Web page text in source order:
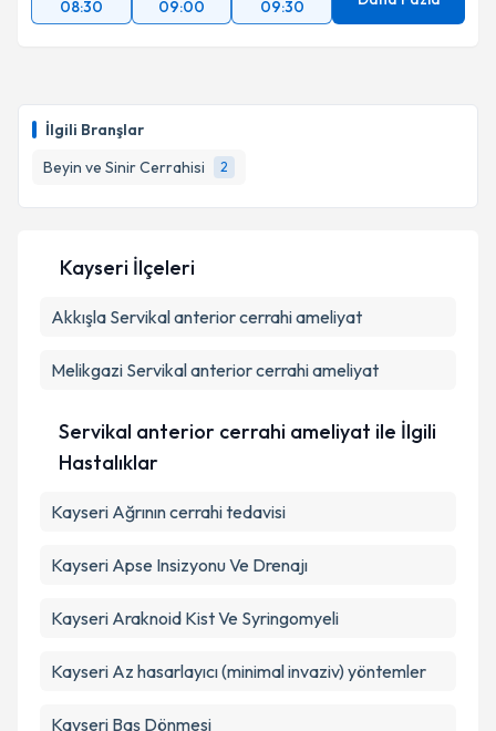
İlgili Branşlar
Beyin ve Sinir Cerrahisi
2
08:30 09:00 09:30
Kayseri İlçeleri
Akkışla Servikal anterior cerrahi ameliyat
Melikgazi Servikal anterior cerrahi ameliyat
Servikal anterior cerrahi ameliyat ile İlgili
Hastalıklar
Kayseri Ağrının cerrahi tedavisi
Kayseri Apse Insizyonu Ve Drenajı
Kayseri Araknoid Kist Ve Syringomyeli
Kayseri Az hasarlayıcı (minimal invaziv) yöntemler
Kayseri Baş Dönmesi